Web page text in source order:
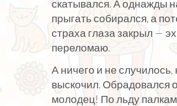
скатывался. А однажды
прыгать собирался, а
страха глаза закрыл —
переломаю.
А ничего и не случилось,
выскочил. Обрадовался
молодец! По льду